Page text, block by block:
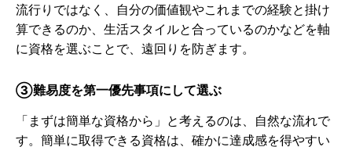
流行りではなく、自分の価値観やこれまでの経験と掛け
算できるのか、生活スタイルと合っているのかなどを軸
に資格を選ぶことで、遠回りを防ぎます。
③難易度を第一優先事項にして選ぶ
「まずは簡単な資格から」と考えるのは、自然な流れで
す。簡単に取得できる資格は、確かに達成感を得やすい